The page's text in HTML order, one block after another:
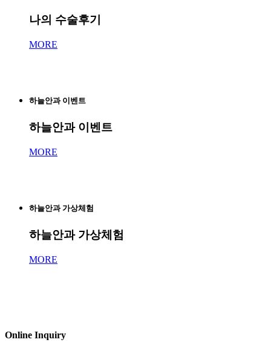
나의 수술후기
MORE
하늘안과 이벤트
하늘안과 이벤트
MORE
하늘안과 가상체험
하늘안과 가상체험
MORE
Online Inquiry